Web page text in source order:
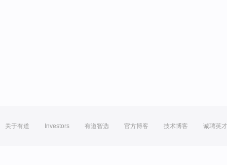
关于有道 Investors 有道智选 官方博客 技术博客 诚聘英才